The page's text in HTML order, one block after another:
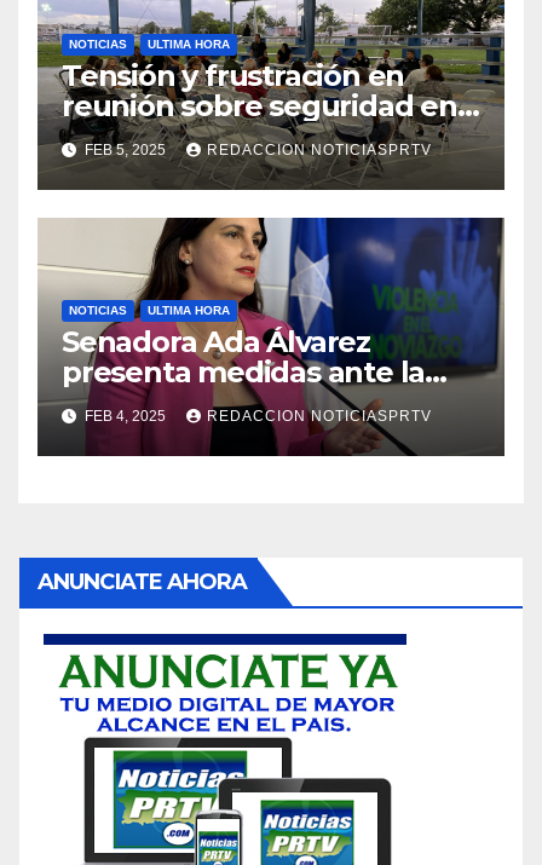
NOTICIAS ULTIMA HORA
Tensión y frustración en
reunión sobre seguridad en
Reparto Metropolitano
FEB 5, 2025 REDACCION NOTICIASPRTV
NOTICIAS ULTIMA HORA
Senadora Ada Álvarez
presenta medidas ante la
violencia en el noviazgo
FEB 4, 2025 REDACCION NOTICIASPRTV
ANUNCIATE AHORA